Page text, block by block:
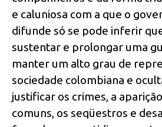
e caluniosa com a que o
difunde só se pode inferir
sustentar e prolongar uma
manter um alto grau de
sociedade colombiana e
justificar os crimes, a
comuns, os seqüestros e